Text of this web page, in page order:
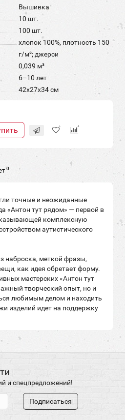
Вышивка
10 шт.
100 шт.
хлопок 100%, плотность 150
г/м²; джерси
0,039 м³
6–10 лет
42x27x34 см
0
точные и неожиданные
«Антон тут рядом» — первой в
комплексную
аутистического
наброска, меткой фразы,
как идея обретает форму.
мастерских «Антон тут
творческий опыт, но и
любимым делом и находить
изделий идет на поддержку
и спецпредложений!
Подписаться